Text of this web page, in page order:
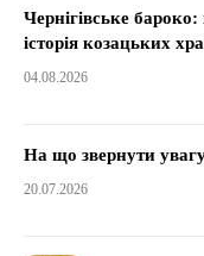
Чернігівське
історія козацьких
04.08.2026
На що звернути увагу
20.07.2026